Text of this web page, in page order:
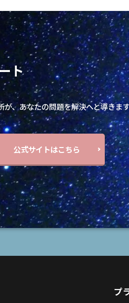
ト
が、あなたの問題を解決へと導きま
公式サイトはこちら
プ